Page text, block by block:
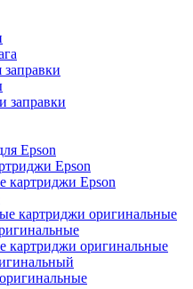
заправки
Epson
Epson
картриджи Epson
картриджи оригинальные
картриджи оригинальные